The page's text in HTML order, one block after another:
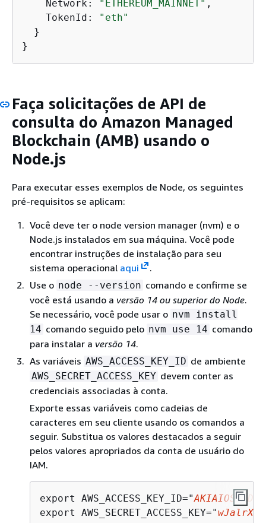
    Network:
"ETHEREUM_MAINNET" ,
    TokenId:
"eth"
  }
}
Faça solicitações de API de
consulta do Amazon Managed
Blockchain (AMB) usando o
Node.js
Para executar esses exemplos de Node, os seguintes
pré-requisitos se aplicam:
Você deve ter o node version manager (nvm) e o
Node.js instalados em sua máquina. Você pode
encontrar instruções de instalação para seu
sistema operacional aqui
.
Use o node --version comando e confirme se
você está usando a versão 14 ou superior do Node.
Se necessário, você pode usar o nvm install
14 comando seguido pelo nvm use 14 comando
para instalar a versão 14.
As variáveis AWS_ACCESS_KEY_ID de ambiente
AWS_SECRET_ACCESS_KEY devem conter as
credenciais associadas à conta.
Exporte essas variáveis como cadeias de
caracteres em seu cliente usando os comandos a
seguir. Substitua os valores destacados a seguir
pelos valores apropriados da conta de usuário do
IAM.
export AWS_ACCESS_KEY_ID="
export AWS_SECRET_ACCESS_KEY="